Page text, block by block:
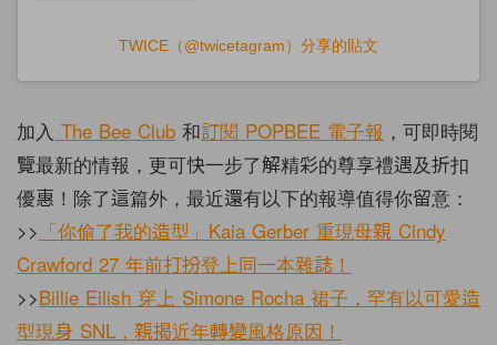
TWICE（@twicetagram）分享的貼文
加入 The Bee Club 和訂閱 POPBEE 電子報 ，可即時閱
覽最新的情報，更可快一步了解精彩的尊享禮遇及折扣
優惠！除了這篇外，最近還有以下的報導值得你留意：
>> 「你偷了我的造型」Kaia Gerber 重現母親 Cindy
Crawford 27 年前打扮登上同一本雜誌！
>>Billie Eilish 穿上 Simone Rocha 裙子，罕有以可愛造
型現身 SNL，親揭近年轉變風格原因！